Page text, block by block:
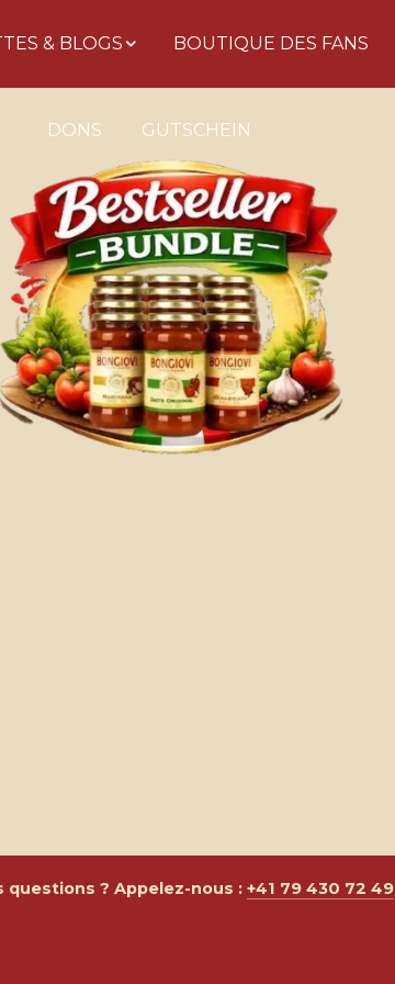
& BLOGS BOUTIQUE DES FANS
DONS GUTSCHEIN
questions ? Appelez-nous : +41 79 430 72 49